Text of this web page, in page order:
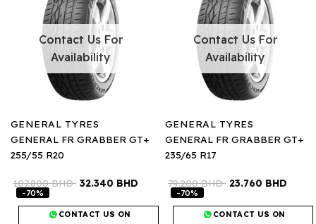
Contact Us For
Availability
GENERAL TYRES
GENERAL FR GRABBER GT+
235/65 R17
79.200BHD 23.760 BHD
-70%
CONTACT US ON
Contact Us For
Availability
GENERAL TYRES
GENERAL FR GRABBER GT+
255/55 R20
107.800BHD 32.340 BHD
-70%
CONTACT US ON